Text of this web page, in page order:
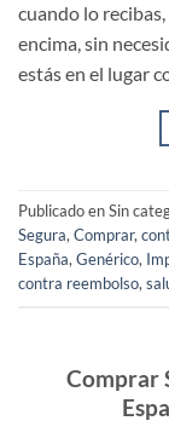
cuando lo
encima, sin
estás en el lugar
Publicado en Sin
Segura,Comprar,
España,Genérico,
contra reembolso,
Comprar